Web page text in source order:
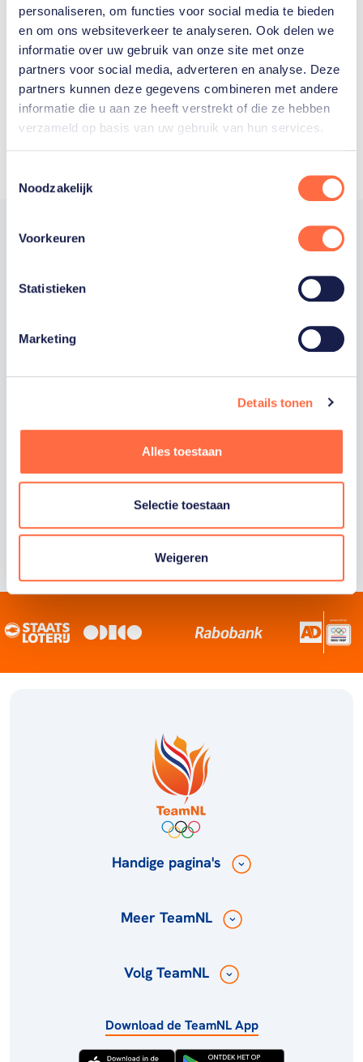
personaliseren, om functies voor social media te bieden
en om ons websiteverkeer te analyseren. Ook delen we
informatie over uw gebruik van onze site met onze
partners voor social media, adverteren en analyse. Deze
partners kunnen deze gegevens combineren met andere
informatie die u aan ze heeft verstrekt of die ze hebben
verzameld op basis van uw gebruik van hun services.
Noodzakelijk
Voorkeuren
Statistieken
Marketing
Details tonen
Alles toestaan
Selectie toestaan
Weigeren
Welke Nederlanders hebben er
ooit meegedaan aan de
Olympische Spelen?
Trotse hoofdsponsor
Staatsloterij is trotse hoofdsponsor van
sportiefste land van de wereld maken.
Handige pagina's
Meer TeamNL
Volg TeamNL
Download de TeamNL App